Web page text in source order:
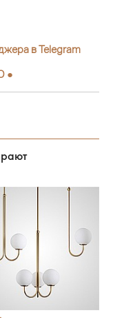
в Telegram
●